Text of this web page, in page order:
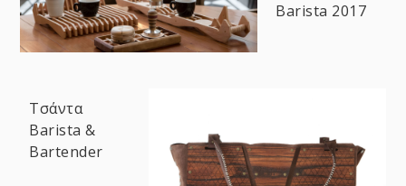
Barista 2017
Τσάντα
Barista &
Bartender